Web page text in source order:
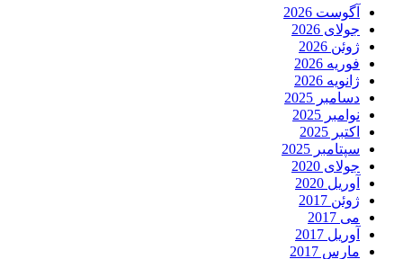
آگوست 2026
جولای 2026
ژوئن 2026
فوریه 2026
ژانویه 2026
دسامبر 2025
نوامبر 2025
اکتبر 2025
سپتامبر 2025
جولای 2020
آوریل 2020
ژوئن 2017
می 2017
آوریل 2017
مارس 2017